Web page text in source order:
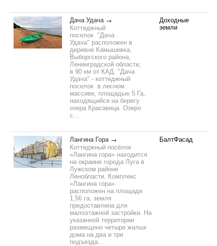
Дача Удача
Коттеджный
поселок "Дача
Удача" расположен в
деревне Камышевка,
Выборгского района,
Ленинградской области,
в 90 км от КАД. "Дача
Удача" - коттеджный
поселок в лесном
массиве, площадью 5 Га,
находящийся на берегу
озера Красавица. Озеро
с...
Доходные
земли
Лангина Гора
Коттеджный посёлок
«Лангина гора» находится
на окраине города Луга в
Лужском районе
Ленобласти. Комплекс
«Лангина гора»
расположен на площади
1,56 га, земля
предоставлена для
малоэтажной застройки. На
указанной территории
размещено четыре жилых
дома на два и три
подъезда...
БалтФасад